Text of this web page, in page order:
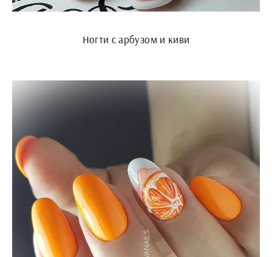
Ногти с арбузом и киви